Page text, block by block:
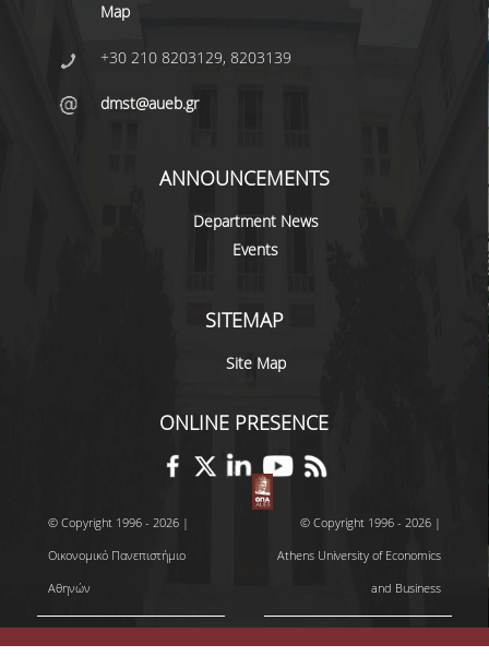
QUALITY ASSURANCE
QUALITY ASSURANCE POLICY
QUALITY ASSURANCE UNIT
RESEARCH ACTIVITIES
PUBLICATIONS
SCIENTIFIC CONFERENCES
ALUMNI
GRADUATES OF THE DEPARTMENT
Map
+30 210 8203129, 8203139
dmst@aueb.gr
ANNOUNCEMENTS
Department News
Events
SITEMAP
Site Map
ONLINE PRESENCE
© Copyright 1996 - 2026 |
Οικονομικό Πανεπιστήμιο
Αθηνών
© Copyright 1996 - 2026 |
Athens University of Economics
and Business